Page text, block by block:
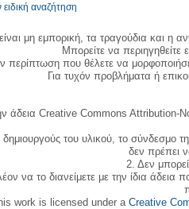
αναζήτηση
μη εμπορική, τα τραγούδια και η
Μπορείτε να περιηγηθείτε
περίπτωση που θέλετε να
Για τυχόν προβλήματα ή
άδεια Creative Commons
του υλικού, το
δεν πρέπει
2. Δεν
να το διανείμετε με την ίδια
work is licensed under a Creative